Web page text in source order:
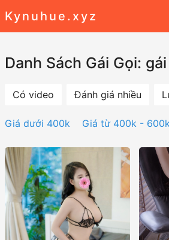
Kynuhue.xyz
Danh Sách Gái Gọi:
Có video Đánh giá nhiều
Giá dưới 400k Giá từ 400k -